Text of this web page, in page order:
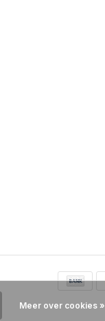
Meer over cookies »